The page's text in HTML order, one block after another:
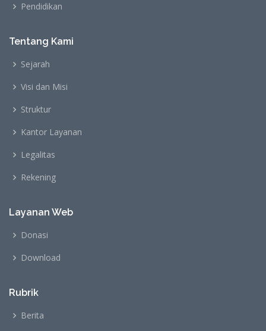
Pendidikan
Tentang Kami
Sejarah
Visi dan Misi
Struktur
Kantor Layanan
Legalitas
Rekening
Layanan Web
Donasi
Download
Rubrik
Berita